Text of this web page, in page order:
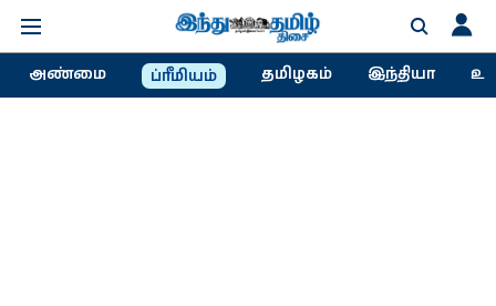
அண்மை ப்ரீமியம் தமிழகம் இந்தியா